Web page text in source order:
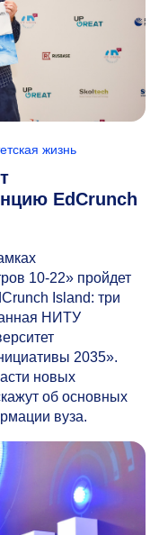
жизнь
EdCrunch
10-22» пройдет
Island: три
НИТУ
2035».
новых
об основных
вуза.